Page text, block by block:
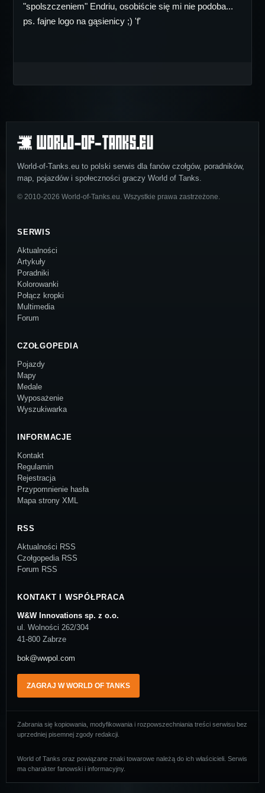
"spolszczeniem" Endriu, osobiście się mi nie podoba...
ps. fajne logo na gąsienicy ;) 'f'
World-of-Tanks.eu to polski serwis dla fanów czołgów, poradników,
map, pojazdów i społeczności graczy World of Tanks.
© 2010-2026 World-of-Tanks.eu. Wszystkie prawa zastrzeżone.
SERWIS
Aktualności
Artykuły
Poradniki
Kolorowanki
Połącz kropki
Multimedia
Forum
CZOŁGOPEDIA
Pojazdy
Mapy
Medale
Wyposażenie
Wyszukiwarka
INFORMACJE
Kontakt
Regulamin
Rejestracja
Przypomnienie hasła
Mapa strony XML
RSS
Aktualności RSS
Czołgopedia RSS
Forum RSS
KONTAKT I WSPÓŁPRACA
W&W Innovations sp. z o.o.
ul. Wolności 262/304
41-800 Zabrze
bok@wwpol.com
ZAGRAJ W WORLD OF TANKS
Zabrania się kopiowania, modyfikowania i rozpowszechniania treści serwisu bez
uprzedniej pisemnej zgody redakcji.
World of Tanks oraz powiązane znaki towarowe należą do ich właścicieli. Serwis
ma charakter fanowski i informacyjny.